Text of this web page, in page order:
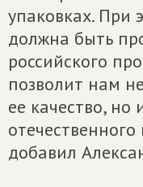
упаковках. При
должна быть
российского
позволит нам
ее качество, но
добавил